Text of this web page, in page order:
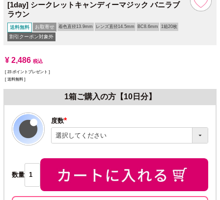
[1day] シークレットキャンディーマジック バニラブ
ラウン
送料無料 お取寄せ 着色直径13.9mm レンズ直径14.5mm BC8.6mm 1箱20枚
割引クーポン対象外
¥ 2,486 税込
[ 23 ポイントプレゼント ]
送料無料
1箱ご購入の方【10日分】
度数
(必
須)
数量